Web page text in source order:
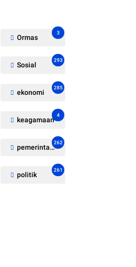
Ormas
3
Sosial
293
ekonomi
285
keagamaan
4
pemerintahan
262
politik
261